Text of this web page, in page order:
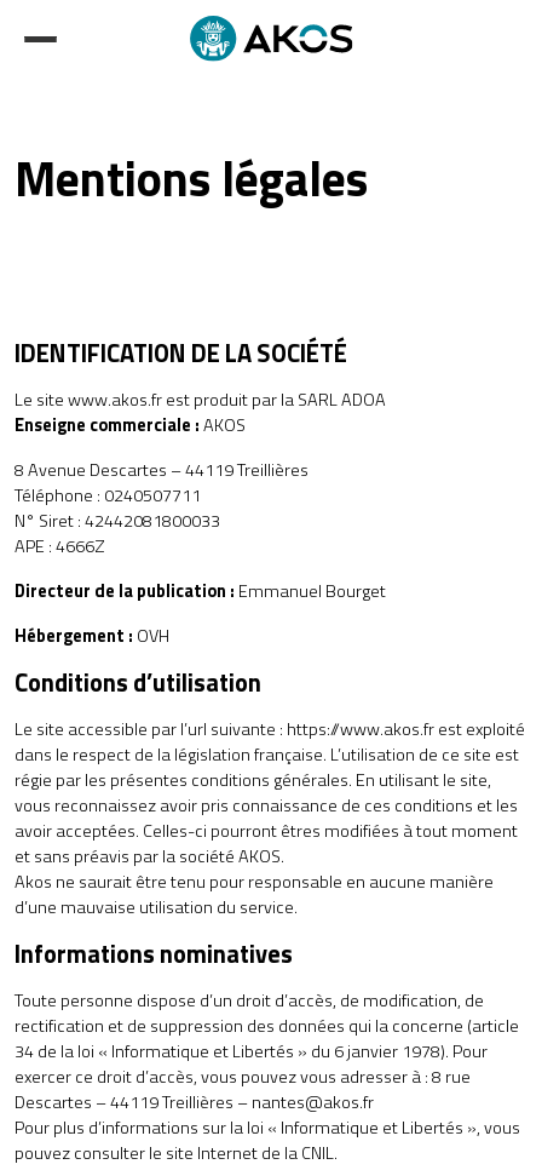
Mentions légales
IDENTIFICATION DE LA SOCIÉTÉ
Le sitewww.akos.frest produit par la SARL ADOA
Enseigne commerciale :AKOS
8 Avenue Descartes – 44119 Treillières
Téléphone : 0240507711
N° Siret : 42442081800033
APE : 4666Z
Directeur de la publication : Emmanuel Bourget
Hébergement : OVH
Conditions d’utilisation
Le site accessible par l’url suivante : https://www.akos.frest exploité
dans le respect de la législation française. L’utilisation de ce site est
régie par les présentes conditions générales. En utilisant le site,
vous reconnaissez avoir pris connaissance de ces conditions et les
avoir acceptées. Celles-ci pourront êtres modifiées à tout moment
et sans préavis par la société AKOS.
Akos ne saurait être tenu pour responsable en aucune manière
d’une mauvaise utilisation du service.
Informations nominatives
Toute personne dispose d’un droit d’accès, de modification, de
rectification et de suppression des données qui la concerne (article
34 de la loi « Informatique et Libertés » du 6 janvier 1978). Pour
exercer ce droit d’accès, vous pouvez vous adresser à : 8 rue
Descartes – 44119 Treillières –nantes@akos.fr
Pour plus d’informations sur la loi « Informatique et Libertés », vous
pouvez consulter le site Internet de la CNIL.